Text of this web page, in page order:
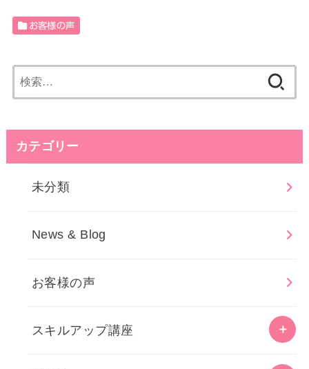
お客様の声
索:
カテゴリー
未分類
News & Blog
お客様の声
スキルアップ講座